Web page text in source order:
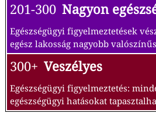
201-300 Nagyon
Egészségügyi figyelmeztetések
egész lakosság nagyobb
300+ Veszélyes
Egészségügyi figyelmeztetés:
egészségügyi hatásokat